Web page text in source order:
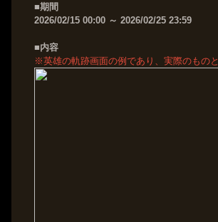
■期間
2026/02/15 00:00 ～ 2026/02/25 23:59
■内容
※英雄の軌跡画面の例であり、実際のもの